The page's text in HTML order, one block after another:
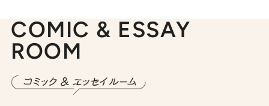
COMIC & ESSAY
ROOM